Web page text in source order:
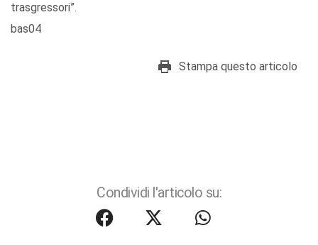
trasgressori”.
bas04
Stampa questo articolo
Condividi l'articolo su: